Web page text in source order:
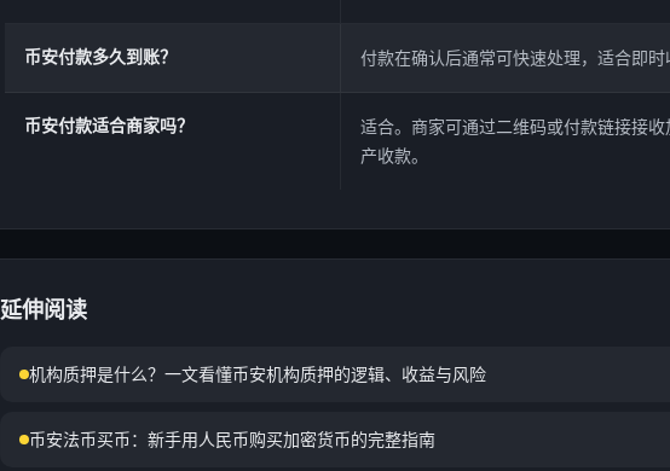
币安付款多久到账？ 付款在确认后通常可快速处理，适合即时
币安付款适合商家吗？
适合。商家可通过二维码或付款链接接
产收款。
延伸阅读
机构质押是什么？一文看懂币安机构质押的逻辑、收益与风险
币安法币买币：新手用人民币购买加密货币的完整指南